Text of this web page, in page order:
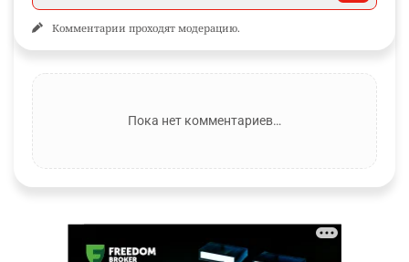
Комментарии проходят модерацию.
Пока нет комментариев…